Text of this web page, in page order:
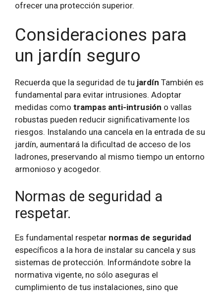
ofrecer una protección superior.
Consideraciones para
un jardín seguro
Recuerda que la seguridad de tu jardín También es
fundamental para evitar intrusiones. Adoptar
medidas como trampas anti-intrusión o vallas
robustas pueden reducir significativamente los
riesgos. Instalando una cancela en la entrada de su
jardín, aumentará la dificultad de acceso de los
ladrones, preservando al mismo tiempo un entorno
armonioso y acogedor.
Normas de seguridad a
respetar.
Es fundamental respetar normas de seguridad
específicos a la hora de instalar su cancela y sus
sistemas de protección. Informándote sobre la
normativa vigente, no sólo aseguras el
cumplimiento de tus instalaciones, sino que